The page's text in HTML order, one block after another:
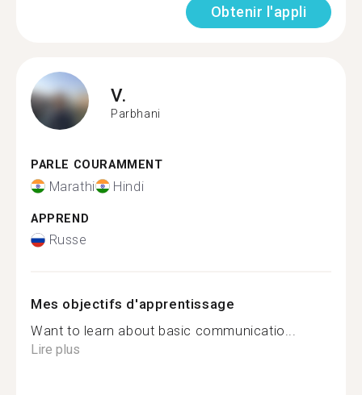
Obtenir l'appli
V.
Parbhani
PARLE COURAMMENT
Marathi Hindi
APPREND
Russe
Mes objectifs d'apprentissage
Want to learn about basic communicatio...
Lire plus